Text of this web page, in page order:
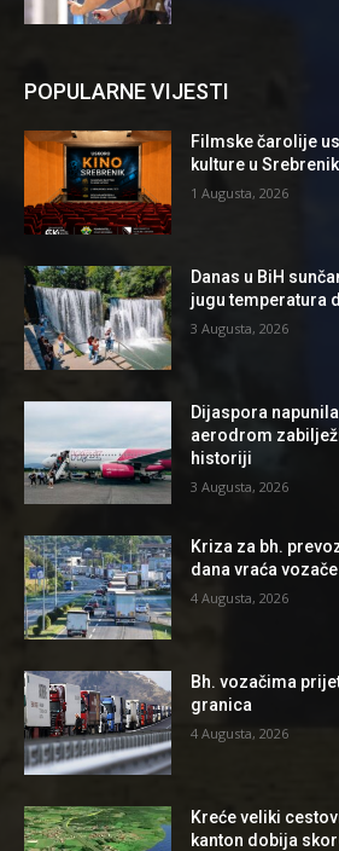
POPULARNE VIJESTI
Filmske čarolije
kulture u
1 Augusta, 2026
Danas u BiH
jugu temperatura
3 Augusta, 2026
Dijaspora
aerodrom
historiji
3 Augusta, 2026
Kriza za bh.
dana vraća
4 Augusta, 2026
Bh. vozačima
granica
4 Augusta, 2026
Kreće veliki
kanton dobija